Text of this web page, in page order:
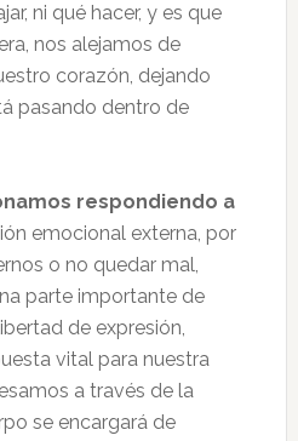
ni qué hacer, y es que
nos alejamos de
corazón, dejando
pasando dentro de
respondiendo a
emocional externa, por
o no quedar mal,
parte importante de
de expresión,
vital para nuestra
a través de la
se encargará de